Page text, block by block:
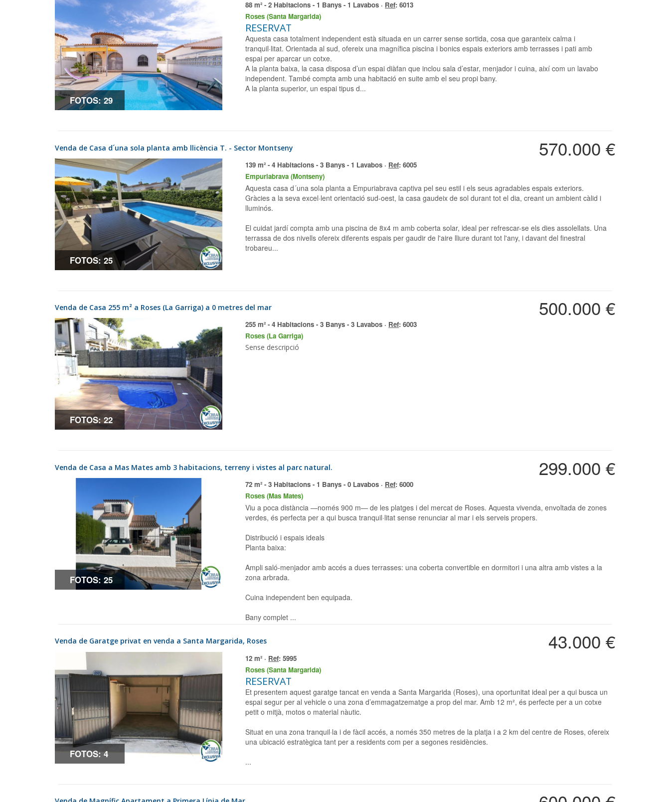
FOTOS: 29
88 m² - 2 Habitacions - 1 Banys - 1 Lavabos · Ref: 6013
Roses (Santa Margarida)
RESERVAT
Aquesta casa totalment independent està situada en un carrer sense sortida, cosa que garanteix calma i
tranquil·litat. Orientada al sud, ofereix una magnífica piscina i bonics espais exteriors amb terrasses i pati amb
espai per aparcar un cotxe.
A la planta baixa, la casa disposa d’un espai diàfan que inclou sala d’estar, menjador i cuina, així com un lavabo
independent. També compta amb una habitació en suite amb el seu propi bany.
A la planta superior, un espai tipus d...
Venda de Casa d´una sola planta amb llicència T. - Sector Montseny 570.000 €
FOTOS: 25
139 m² - 4 Habitacions - 3 Banys - 1 Lavabos · Ref: 6005
Empuriabrava (Montseny)
Aquesta casa d´una sola planta a Empuriabrava captiva pel seu estil i els seus agradables espais exteriors.
Gràcies a la seva excel·lent orientació sud-oest, la casa gaudeix de sol durant tot el dia, creant un ambient càlid i
lluminós.
El cuidat jardí compta amb una piscina de 8x4 m amb coberta solar, ideal per refrescar-se els dies assolellats. Una
terrassa de dos nivells ofereix diferents espais per gaudir de l'aire lliure durant tot l'any, i davant del finestral
trobareu...
Venda de Casa 255 m² a Roses (La Garriga) a 0 metres del mar 500.000 €
FOTOS: 22
255 m² - 4 Habitacions - 3 Banys - 3 Lavabos · Ref: 6003
Roses (La Garriga)
Sense descripció
Venda de Casa a Mas Mates amb 3 habitacions, terreny i vistes al parc natural. 299.000 €
FOTOS: 25
72 m² - 3 Habitacions - 1 Banys - 0 Lavabos · Ref: 6000
Roses (Mas Mates)
Viu a poca distància —només 900 m— de les platges i del mercat de Roses. Aquesta vivenda, envoltada de zones
verdes, és perfecta per a qui busca tranquil·litat sense renunciar al mar i els serveis propers.
Distribució i espais ideals
Planta baixa:
Ampli saló-menjador amb accés a dues terrasses: una coberta convertible en dormitori i una altra amb vistes a la
zona arbrada.
Cuina independent ben equipada.
Bany complet ...
Venda de Garatge privat en venda a Santa Margarida, Roses 43.000 €
FOTOS: 4
12 m² · Ref: 5995
Roses (Santa Margarida)
RESERVAT
Et presentem aquest garatge tancat en venda a Santa Margarida (Roses), una oportunitat ideal per a qui busca un
espai segur per al vehicle o una zona d’emmagatzematge a prop del mar. Amb 12 m², és perfecte per a un cotxe
petit o mitjà, motos o material nàutic.
Situat en una zona tranquil·la i de fàcil accés, a només 350 metres de la platja i a 2 km del centre de Roses, ofereix
una ubicació estratègica tant per a residents com per a segones residències.
...